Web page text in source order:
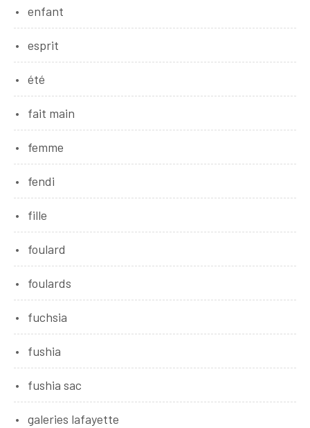
enfant
esprit
été
fait main
femme
fendi
fille
foulard
foulards
fuchsia
fushia
fushia sac
galeries lafayette